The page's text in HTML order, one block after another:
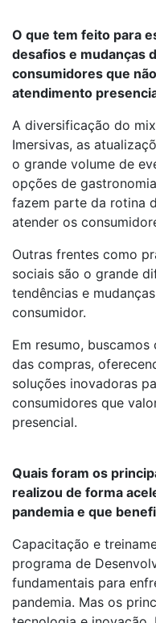
O que tem feito para
desafios e mudanças
consumidores que
atendimento
A diversificação do
Imersivas, as
o grande volume de
opções de
fazem parte da rotina
atender os
Outras frentes como
sociais são o grande
tendências e
consumidor.
Em resumo,
das compras,
soluções inovadoras
consumidores que
presencial.
Quais foram os
realizou de forma
pandemia e que
Capacitação e
programa de
fundamentais para
pandemia. Mas os